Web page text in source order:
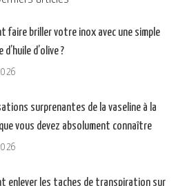
faire briller votre inox avec une simple
d’olive ?
surprenantes de la vaseline à la
vous devez absolument connaître
enlever les taches de transpiration sur